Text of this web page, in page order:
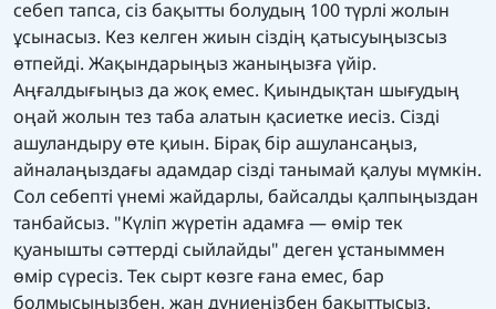
себеп тапса, сіз бақытты болудың 100 түрлі жолын
ұсынасыз. Кез келген жиын сіздің қатысуыңызсыз
өтпейді. Жақындарыңыз жаныңызға үйір.
Аңғалдығыңыз да жоқ емес. Қиындықтан шығудың
оңай жолын тез таба алатын қасиетке иесіз. Сізді
ашуландыру өте қиын. Бірақ бір ашулансаңыз,
айналаңыздағы адамдар сізді танымай қалуы мүмкін.
Сол себепті үнемі жайдарлы, байсалды қалпыңыздан
танбайсыз. "Күліп жүретін адамға — өмір тек
қуанышты сәттерді сыйлайды" деген ұстаныммен
өмір сүресіз. Тек сырт көзге ғана емес, бар
болмысыңызбен, жан дүниеңізбен бақыттысыз.